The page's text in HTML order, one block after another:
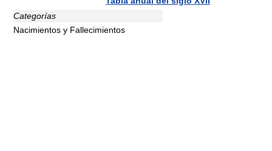
Categorías
Nacimientos y Fallecimientos